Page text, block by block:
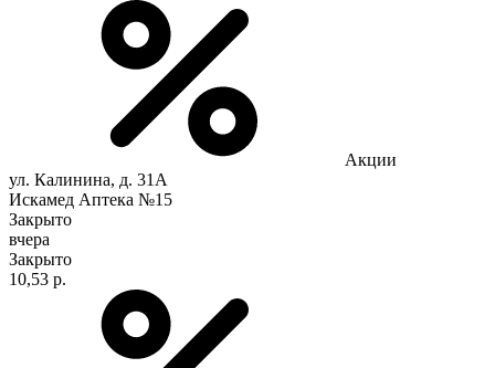
Акции
ул. Калинина, д. 31А
Искамед Аптека №15
Закрыто
вчера
Закрыто
10,53 р.